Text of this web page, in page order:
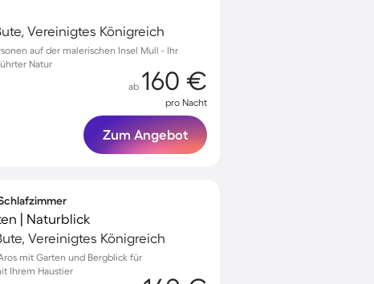
Vereinigtes Königreich
auf der malerischen Insel Mull - Ihr
Natur
ab 160 €
pro Nacht
Zum Angebot
| Naturblick
Vereinigtes Königreich
mit Garten und Bergblick für
Ihrem Haustier